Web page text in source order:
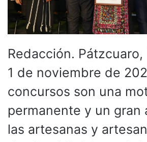
Redacción.
1 de noviembre de
concursos son una
permanente y un gran
las artesanas y